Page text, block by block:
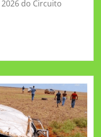
do Circuito